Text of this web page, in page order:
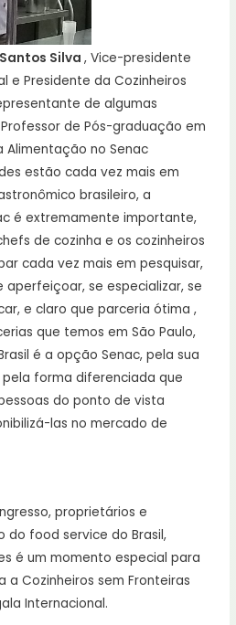
Silva, Vice-presidente
e Presidente da Cozinheiros
de algumas
de Pós-graduação em
Alimentação no Senac
estão cada vez mais em
brasileiro, a
é extremamente importante,
de cozinha e os cozinheiros
cada vez mais em pesquisar,
aperfeiçoar, se especializar, se
e claro que parceria ótima ,
que temos em São Paulo,
é a opção Senac, pela sua
forma diferenciada que
do ponto de vista
las no mercado de
proprietários e
do food service do Brasil,
é um momento especial para
a Cozinheiros sem Fronteiras
Internacional.